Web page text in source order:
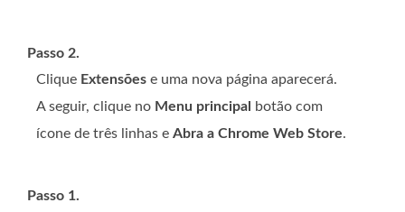
Passo 2.
Clique Extensões e uma nova página aparecerá.
A seguir, clique no Menu principal
botão com
ícone de três linhas e Abra a Chrome Web Store.
Passo 1.